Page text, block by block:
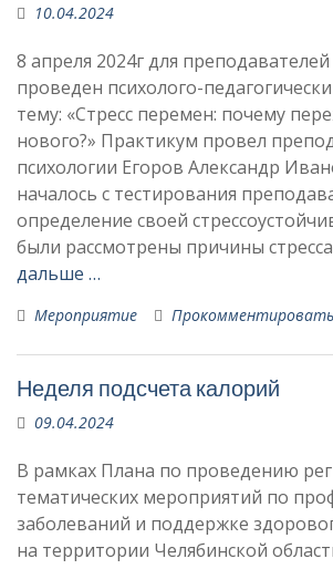
10.04.2024
8 апреля 2024г для
проведен психолого-
тему: «Стресс перемен: почему
нового?» Практикум провел
психологии Егоров Александр
началось с тестирования
определение своей
были рассмотрены причины
дальше …
Мероприятие Прокомментировать
Неделя подсчета калорий
09.04.2024
В рамках Плана по проведению
тематических мероприятий по
заболеваний и поддержке
на территории Челябинской